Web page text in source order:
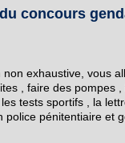
concours
non exhaustive, vous
, faire des pompes
tests sportifs , la
police pénitentiaire et